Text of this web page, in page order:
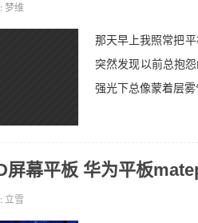
梦维
那天早上我照常把
突然发现以前总抱
强光下总像蒙着层
屏幕平板 华为平板
立雪